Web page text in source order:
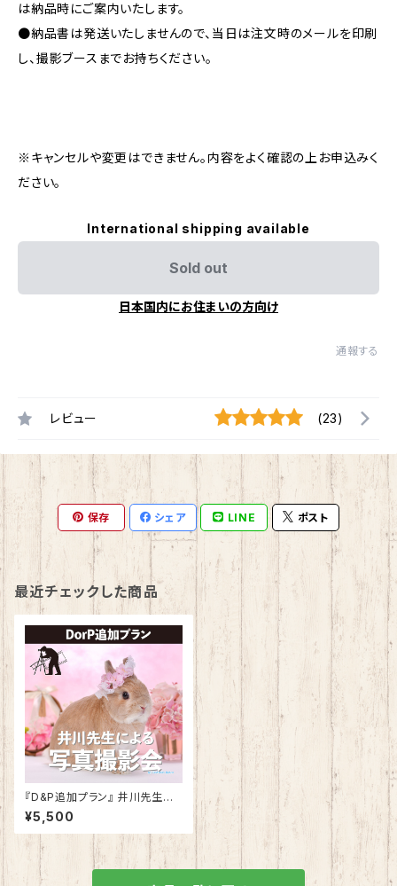
は納品時にご案内いたします。
●納品書は発送いたしませんので、当日は注文時のメールを印刷
し、撮影ブースまでお持ちください。
※キャンセルや変更はできません。内容をよく確認の上お申込みく
ださい。
International shipping available
Sold out
日本国内にお住まいの方向け
通報する
レビュー (23)
保存 シェア LINE ポスト
最近チェックした商品
『D&P追加プラン』 井川先生に
よる写真撮影
¥5,500